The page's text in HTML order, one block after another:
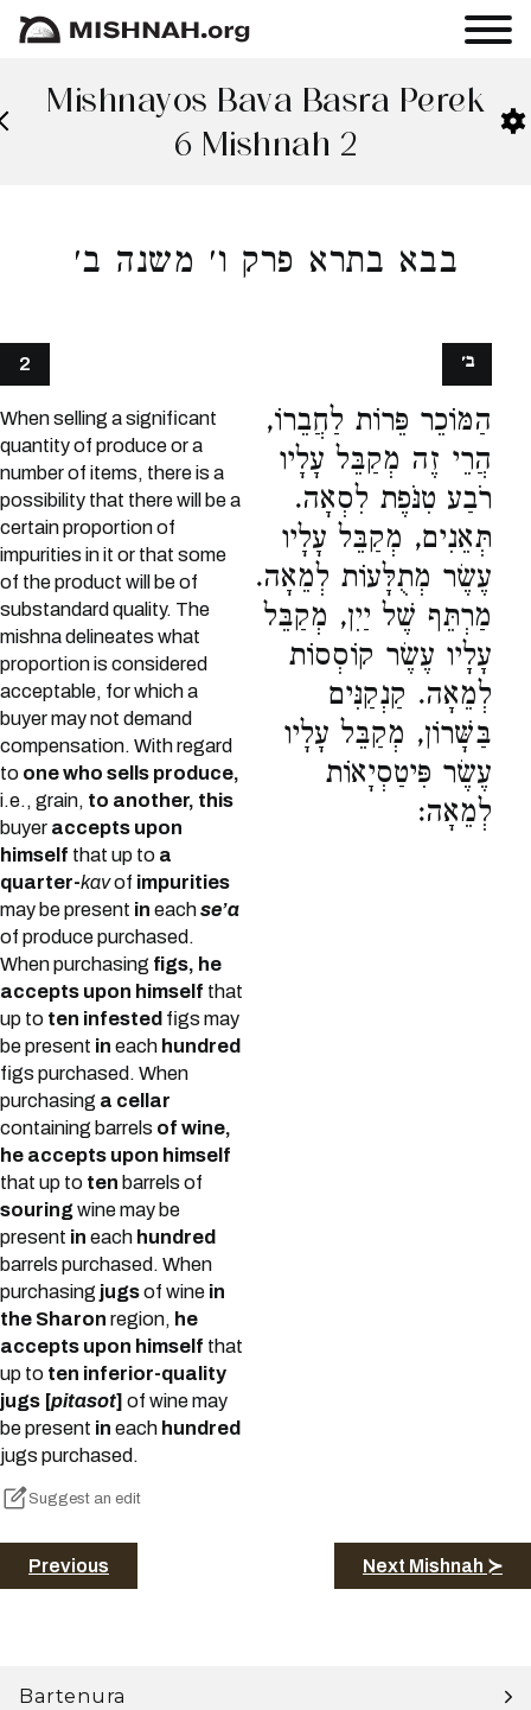
Mishnayos Bava Basra Perek
6 Mishnah 2
בבא בתרא פרק ו׳ משנה ב׳
2
When selling a significant
quantity of produce or a
number of items, there is a
possibility that there will be a
certain proportion of
impurities in it or that some
of the product will be of
substandard quality. The
mishna delineates what
proportion is considered
acceptable, for which a
buyer may not demand
compensation. With regard
to one who sells produce,
i.e., grain, to another, this
buyer accepts upon
himself that up to a
quarter-kavof impurities
may be present in eachse’a
of produce purchased.
When purchasing figs, he
accepts upon himself that
up to ten infested figs may
be present in each hundred
figs purchased. When
purchasing a cellar
containing barrels of wine,
he accepts upon himself
that up to ten barrels of
souringwine may be
present in each hundred
barrels purchased. When
purchasing jugsof wine in
the Sharon region, he
accepts upon himself that
up to ten inferior-quality
jugs [pitasot] of wine may
be present in each hundred
jugs purchased.
Suggest an edit
הַמּוֹכֵר פֵּרוֹת לַחֲבֵרוֹ,
הֲרֵי זֶה מְקַבֵּל עָלָיו
רֹבַע טִנֹּפֶת לִסְאָה.
תְּאֵנִים, מְקַבֵּל עָלָיו
עֶשֶׂר מְתֻלָּעוֹת לְמֵאָה.
מַרְתֵּף שֶׁל יַיִן, מְקַבֵּל
עָלָיו עֶשֶׂר קוֹסְסוֹת
לְמֵאָה. קַנְקַנִּים
בַּשָּׁרוֹן, מְקַבֵּל עָלָיו
עֶשֶׂר פִּיטַסְיָאוֹת
לְמֵאָה:
ב׳
Previous Next Mishnah ≻
Bartenura